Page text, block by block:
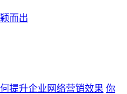
而出
提升企业网络营销效果 你